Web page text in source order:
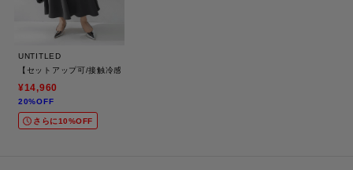
■身長155cm XSサイズ
生地感：さらっと軽いですが、適度に厚みもあり透けにくいです。
身幅は程よくあり、ピタッとしにくく、涼しく着られます。
■163cm Mサイズ
生地感：さらっとした肌あたりで、真夏もストレスフリーに着られます。洗
UNTITLED
【セットアップ可/接触冷感/遮熱】リラクシーフレアスカート
¥14,960
20%OFF
さらに10%OFF